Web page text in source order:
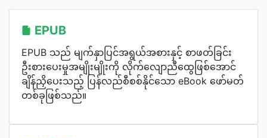
EPUB
EPUB သည် မျက်နှာပြင်အရွယ်အစားနှင့် စာဖတ်ခြင်း
ဦးစားပေးမှုအမျိုးမျိုးကို လိုက်လျောညီထွေဖြစ်အောင်
ချိန်ညှိပေးသည့် ပြန်လည်စီစစ်နိုင်သော eBook ဖော်မတ်
တစ်ခုဖြစ်သည်။